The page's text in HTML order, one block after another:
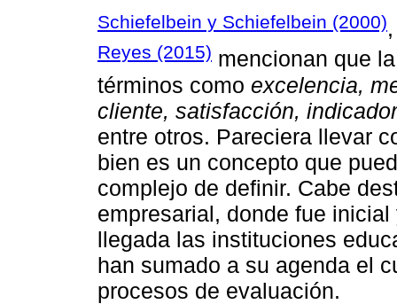
Schiefelbein y Schiefelbein (2000)
Reyes (2015) mencionan que
términos como excelencia,
cliente, satisfacción,
entre otros. Pareciera llevar
bien es un concepto que
complejo de definir. Cabe
empresarial, donde fue
llegada las instituciones
han sumado a su agenda el
procesos de evaluación.